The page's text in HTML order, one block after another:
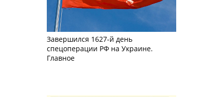
Завершился 1627-й день
спецоперации РФ на Украине.
Главное